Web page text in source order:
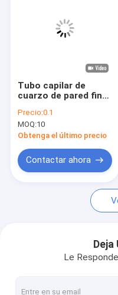
Los vídeos
Control de calidad
Contacta con nosotros
Casos de trabajo
Vidrio de cuarzo óptico
Tubo capilar de
cuarzo de pared fina
personalizado para
aplicaciones de
precisión
Precio:0.1
MOQ:10
Obtenga el último precio
Contactar ahora
Deja
Le